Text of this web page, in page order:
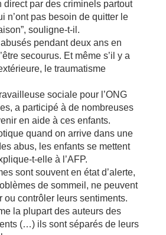
direct par des criminels partout
n’ont pas besoin de quitter le
souligne-t-il.
pendant deux ans en
secourus. Et même s’il y a
le traumatisme
sociale pour l’ONG
a participé à de nombreuses
en aide à ces enfants.
quand on arrive dans une
abus, les enfants se mettent
t-elle à l’AFP.
sont souvent en état d’alerte,
de sommeil, ne peuvent
ou contrôler leurs sentiments.
la plupart des auteurs des
(…) ils sont séparés de leurs